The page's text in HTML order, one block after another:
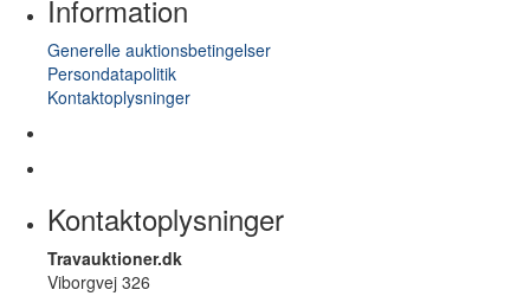
Information
Generelle auktionsbetingelser
Persondatapolitik
Kontaktoplysninger
Kontaktoplysninger
Travauktioner.dk
Viborgvej 326